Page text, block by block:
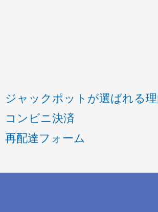
ジャックポットが選ばれる理
コンビニ決済
再配達フォーム